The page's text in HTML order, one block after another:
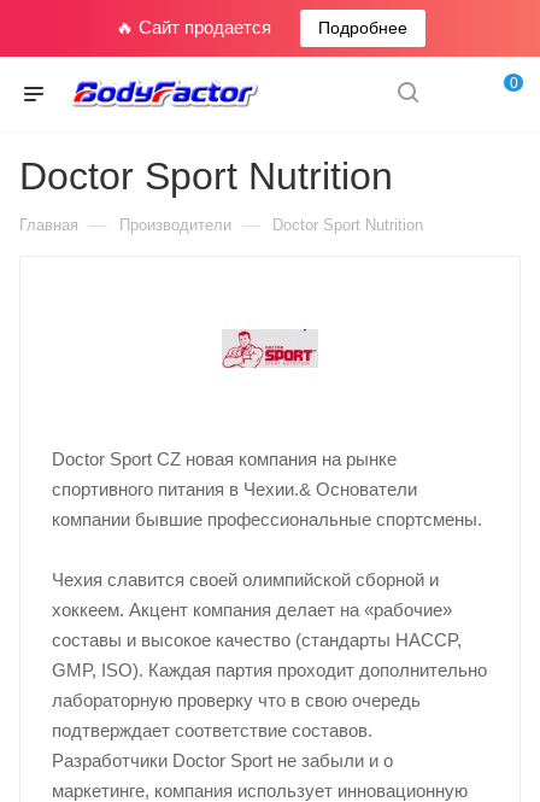
🔥 Сайт продается Подробнее
0
Doctor Sport Nutrition
Главная — Производители — Doctor Sport Nutrition
Doctor Sport CZ новая компания на рынке
спортивного питания в Чехии.& Основатели
компании бывшие профессиональные спортсмены.
Чехия славится своей олимпийской сборной и
хоккеем. Акцент компания делает на «рабочие»
составы и высокое качество (стандарты HACCP,
GMP, ISO). Каждая партия проходит дополнительно
лабораторную проверку что в свою очередь
подтверждает соответствие составов.
Разработчики Doctor Sport не забыли и о
маркетинге, компания использует инновационную